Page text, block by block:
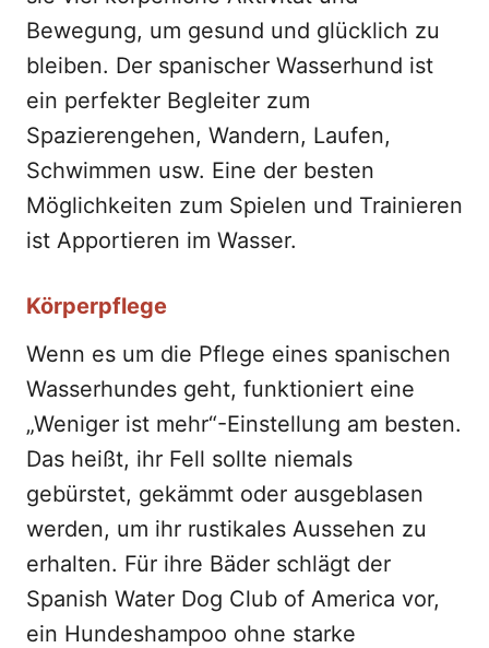
Bewegung, um gesund und glücklich zu
bleiben. Der spanischer Wasserhund ist
ein perfekter Begleiter zum
Spazierengehen, Wandern, Laufen,
Schwimmen usw. Eine der besten
Möglichkeiten zum Spielen und Trainieren
ist Apportieren im Wasser.
Körperpflege
Wenn es um die Pflege eines spanischen
Wasserhundes geht, funktioniert eine
„Weniger ist mehr“-Einstellung am besten.
Das heißt, ihr Fell sollte niemals
gebürstet, gekämmt oder ausgeblasen
werden, um ihr rustikales Aussehen zu
erhalten. Für ihre Bäder schlägt der
Spanish Water Dog Club of America vor,
ein Hundeshampoo ohne starke